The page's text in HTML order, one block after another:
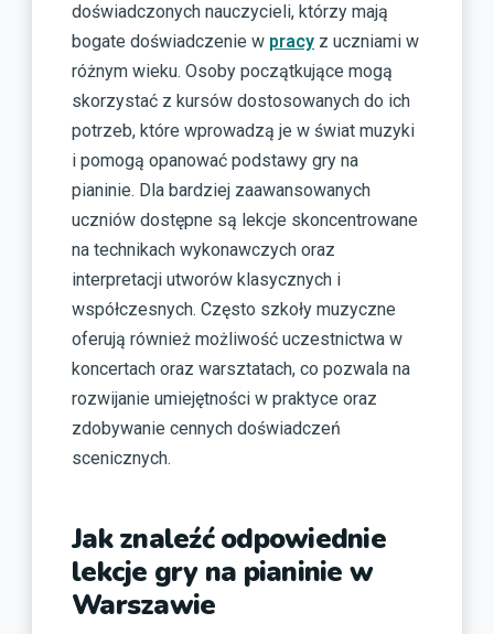
doświadczonych nauczycieli, którzy mają
bogate doświadczenie w pracy z uczniami w
różnym wieku. Osoby początkujące mogą
skorzystać z kursów dostosowanych do ich
potrzeb, które wprowadzą je w świat muzyki
i pomogą opanować podstawy gry na
pianinie. Dla bardziej zaawansowanych
uczniów dostępne są lekcje skoncentrowane
na technikach wykonawczych oraz
interpretacji utworów klasycznych i
współczesnych. Często szkoły muzyczne
oferują również możliwość uczestnictwa w
koncertach oraz warsztatach, co pozwala na
rozwijanie umiejętności w praktyce oraz
zdobywanie cennych doświadczeń
scenicznych.
Jak znaleźć odpowiednie
lekcje gry na pianinie w
Warszawie